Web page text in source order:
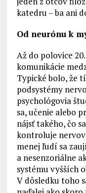
katedru – ba ani
Od neurónu k
Až do polovice
komunikácie
Typické bolo, že
podsystémy
psychológovia
sa, učenie alebo
nájsť takého, čo
kontroluje
menej ľudí sa
a nesenzoriálne
systému vyšších
V dôsledku toho